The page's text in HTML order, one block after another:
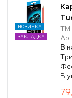
ТМ:
В
В
НОВИНКА
ЗАКЛАДКА